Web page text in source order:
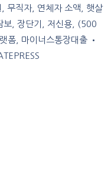
무직자, 연체자 소액, 햇살
보, 장단기, 저신용, (500
폼, 마이너스통장대출 •